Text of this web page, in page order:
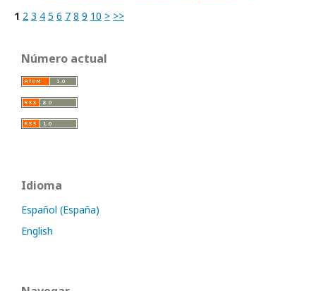
1 2 3 4 5 6 7 8 9 10 > >>
Número actual
Idioma
Español (España)
English